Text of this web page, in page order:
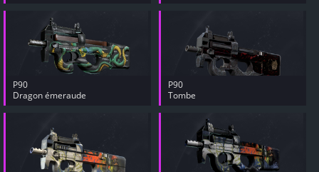
P90
Dragon émeraude
P90
Tombe